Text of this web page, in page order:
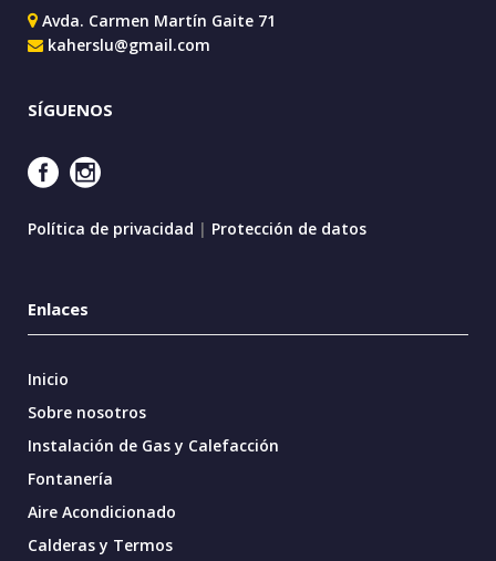
Avda. Carmen Martín Gaite 71
kaherslu@gmail.com
SÍGUENOS
Política de privacidad | Protección de datos
Enlaces
Inicio
Sobre nosotros
Instalación de Gas y Calefacción
Fontanería
Aire Acondicionado
Calderas y Termos